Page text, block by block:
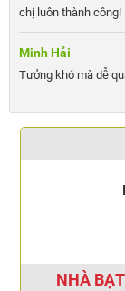
chị luôn thành công!
Minh Hải
Tưởng khó mà dễ
NHÀ